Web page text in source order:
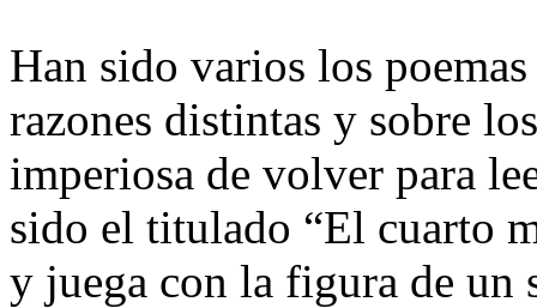
Han sido varios los
razones distintas y sobre
imperiosa de volver para
sido el titulado “El cuarto
y juega con la figura de un